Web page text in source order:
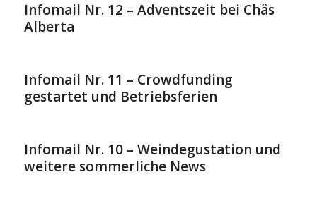
Infomail Nr. 12 – Adventszeit bei Chäs
Alberta
Infomail Nr. 11 – Crowdfunding
gestartet und Betriebsferien
Infomail Nr. 10 – Weindegustation und
weitere sommerliche News